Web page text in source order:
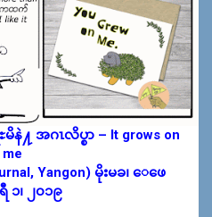
႔ အဂၤလိပ္စာ – It grows on
me
Yangon) မိုးမခ၊ ေဖေ
၁၊ ၂၀၁၉